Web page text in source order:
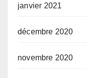
janvier 2021
décembre 2020
novembre 2020